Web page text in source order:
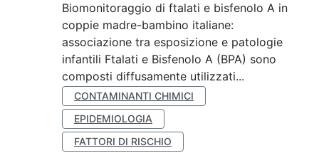
Biomonitoraggio di ftalati e bisfenolo A in
coppie madre-bambino italiane:
associazione tra esposizione e patologie
infantili Ftalati e Bisfenolo A (BPA) sono
composti diffusamente utilizzati...
CONTAMINANTI CHIMICI
EPIDEMIOLOGIA
FATTORI DI RISCHIO